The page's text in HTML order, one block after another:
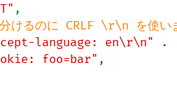
,
けるのに CRLF \r\n を使い
language: en\r\n"
.
foo=bar" ,